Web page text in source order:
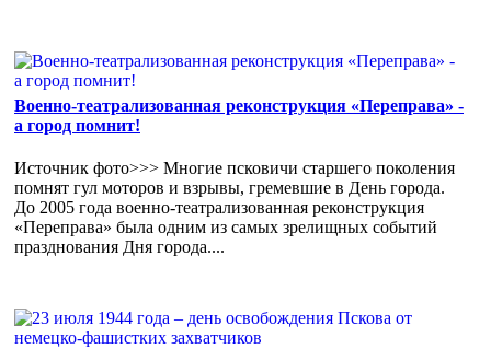
Военно-театрализованная реконструкция «Переправа» -
а город помнит!
Источник фото>>> Многие псковичи старшего поколения
помнят гул моторов и взрывы, гремевшие в День города.
До 2005 года военно-театрализованная реконструкция
«Переправа» была одним из самых зрелищных событий
празднования Дня города....